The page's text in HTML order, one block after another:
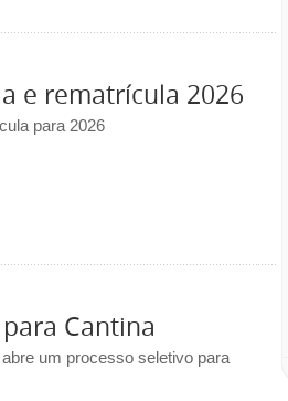
e rematrícula 2026
para 2026
Cantina
um processo seletivo para